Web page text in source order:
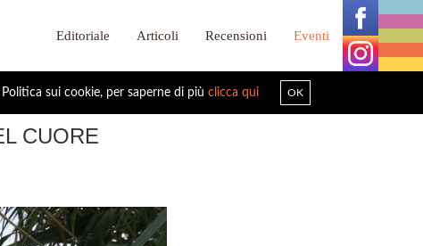
sui cookie, per saperne di più clicca qui OK
Editoriale Articoli Recensioni Eventi
CUORE